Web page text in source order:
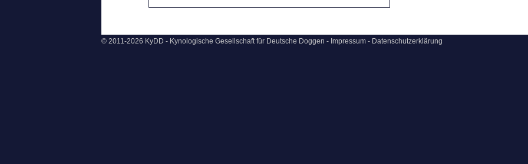
© 2011-2026 KyDD - Kynologische Gesellschaft für Deutsche Doggen - Impressum - Datenschutzerklärung